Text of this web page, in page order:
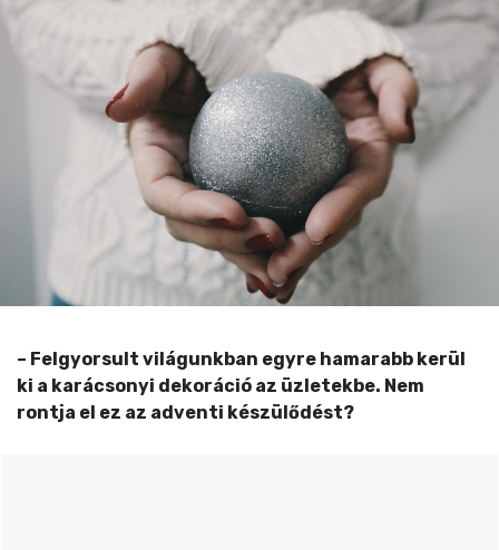
– Felgyorsult világunkban egyre hamarabb kerül
ki a karácsonyi dekoráció az üzletekbe. Nem
rontja el ez az adventi készülődést?